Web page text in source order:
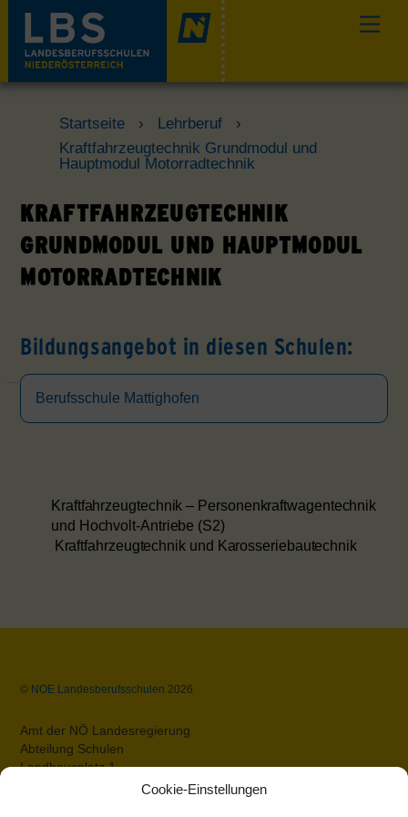
Cookie-Einstellungen
content
Startseite › Lehrberuf
›
Kraftfahrzeugtechnik Grundmodul und
Hauptmodul Motorradtechnik
KRAFTFAHRZEUGTECHNIK
GRUNDMODUL UND HAUPTMODUL
MOTORRADTECHNIK
Bildungsangebot in diesen Schulen:
Berufsschule Mattighofen
Kraftfahrzeugtechnik – Personenkraftwagentechnik
und Hochvolt-Antriebe (S2)
Kraftfahrzeugtechnik und Karosseriebautechnik
© NOE Landesberufsschulen 2026
Amt der NÖ Landesregierung
Abteilung Schulen
Landhausplatz 1